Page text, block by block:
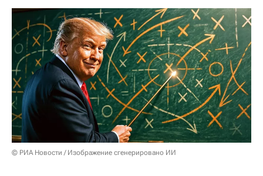
© РИА Новости / Изображение сгенерировано ИИ